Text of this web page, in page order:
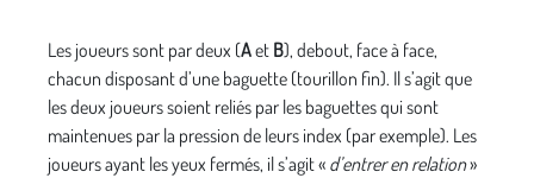
Les joueurs sont par deux (Aet B), debout, face à face,
chacun disposant d’une baguette (tourillon fin). Il s’agit que
les deux joueurs soient reliés par les baguettes qui sont
maintenues par la pression de leurs index (par exemple). Les
joueurs ayant les yeux fermés, il s’agit « d’entrer en relation»